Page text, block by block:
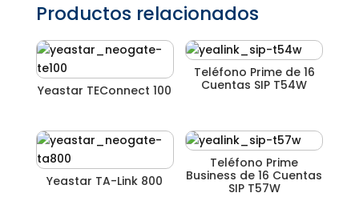
Productos relacionados
Yeastar TEConnect 100
Teléfono Prime de 16
Cuentas SIP T54W
Yeastar TA-Link 800
Teléfono Prime
Business de 16 Cuentas
SIP T57W